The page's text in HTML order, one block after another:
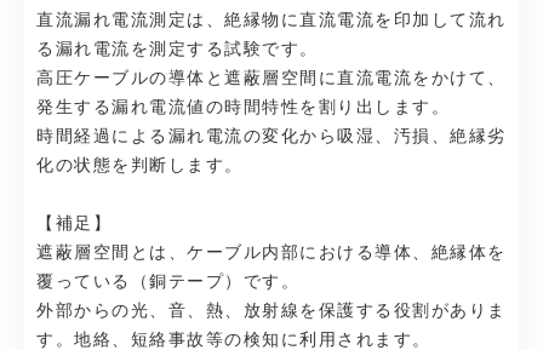
直流漏れ電流測定は、絶縁物に直流電流を印加して流れ
る漏れ電流を測定する試験です。
高圧ケーブルの導体と遮蔽層空間に直流電流をかけて、
発生する漏れ電流値の時間特性を割り出します。
時間経過による漏れ電流の変化から吸湿、汚損、絶縁劣
化の状態を判断します。
【補足】
遮蔽層空間とは、ケーブル内部における導体、絶縁体を
覆っている（銅テープ）です。
外部からの光、音、熱、放射線を保護する役割がありま
す。地絡、短絡事故等の検知に利用されます。